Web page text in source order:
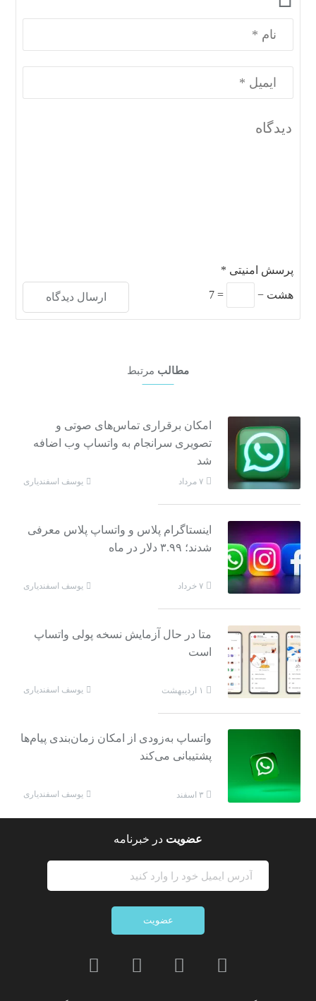
پرسش امنیتی *
هشت −
=
7
مطالب مرتبط
امکان برقراری تماس‌های صوتی و
تصویری سرانجام به واتساپ وب اضافه
شد
۷ مرداد یوسف اسفندیاری
اینستاگرام پلاس و واتساپ پلاس معرفی
شدند؛ ۳.۹۹ دلار در ماه
۷ خرداد یوسف اسفندیاری
متا در حال آزمایش نسخه پولی واتساپ
است
۱ اردیبهشت یوسف اسفندیاری
واتساپ به‌زودی از امکان زمان‌بندی پیام‌ها
پشتیبانی می‌کند
۳ اسفند یوسف اسفندیاری
عضویت در خبرنامه
عضویت